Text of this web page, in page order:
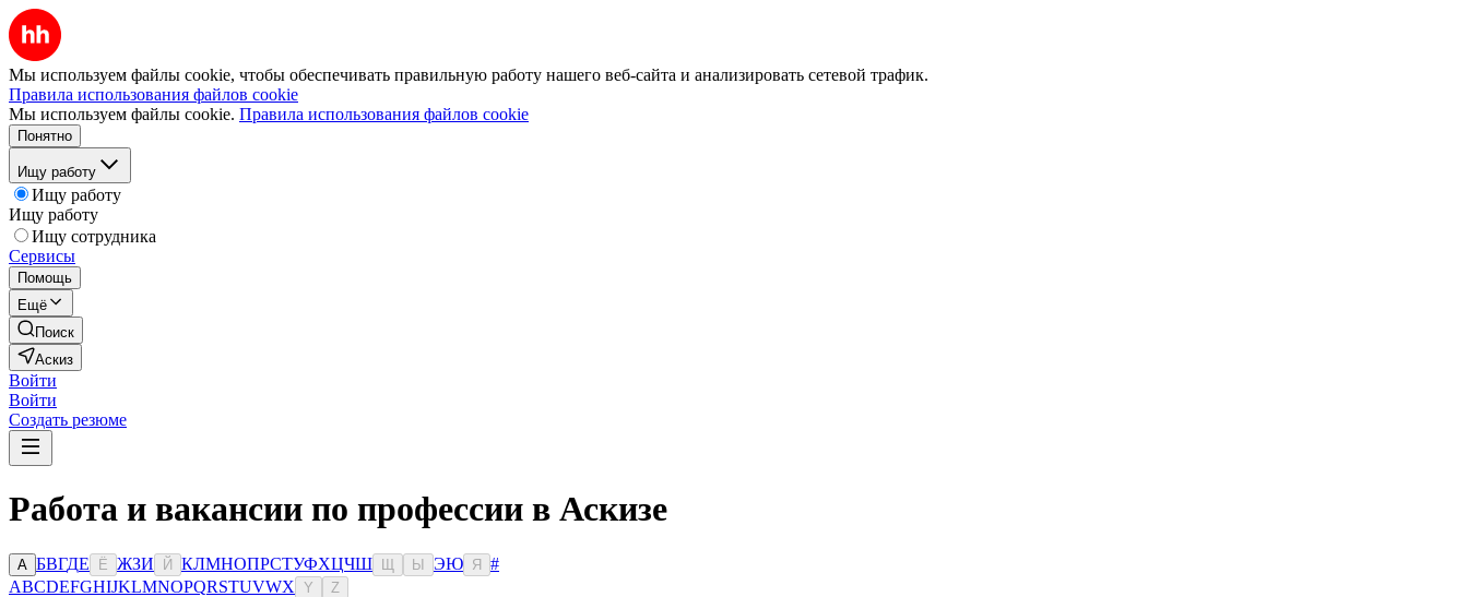
Мы используем файлы cookie, чтобы обеспечивать правильную работу нашего веб-сайта и анализировать сетевой трафик.
Правила использования файлов cookie
Мы используем файлы cookie. Правила использования файлов cookie
Понятно
Ищу работу
Ищу работу
Ищу работу
Ищу сотрудника
Сервисы
Помощь
Ещё
Поиск
Аскиз
Войти
Войти
Создать резюме
Работа и вакансии по профессии в Аскизе
А БВГДЕ Ё ЖЗИ Й КЛМНОПРСТУФХЦЧШ Ы ЭЮ Я
#
ABCDEFGHIJKLMNOPQRSTUVWX Y Z